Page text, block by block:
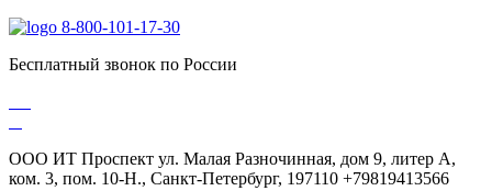
8-800-101-17-30
Бесплатный звонок по России
ООО ИТ Проспект ул. Малая Разночинная, дом 9, литер А,
ком. 3, пом. 10-Н., Санкт-Петербург, 197110 +79819413566